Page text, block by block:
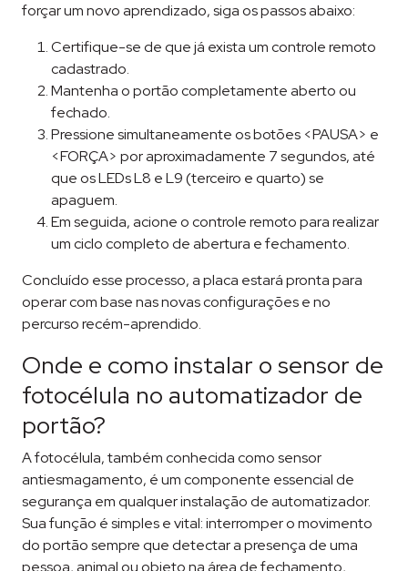
forçar um novo aprendizado, siga os passos abaixo:
Certifique-se de que já exista um controle remoto
cadastrado.
Mantenha o portão completamente aberto ou
fechado.
Pressione simultaneamente os botões <PAUSA> e
<FORÇA> por aproximadamente 7 segundos, até
que os LEDs L8 e L9 (terceiro e quarto) se
apaguem.
Em seguida, acione o controle remoto para realizar
um ciclo completo de abertura e fechamento.
Concluído esse processo, a placa estará pronta para
operar com base nas novas configurações e no
percurso recém-aprendido.
Onde e como instalar o sensor de
fotocélula no automatizador de
portão?
A fotocélula, também conhecida como sensor
antiesmagamento, é um componente essencial de
segurança em qualquer instalação de automatizador.
Sua função é simples e vital: interromper o movimento
do portão sempre que detectar a presença de uma
pessoa, animal ou objeto na área de fechamento,